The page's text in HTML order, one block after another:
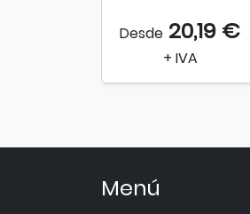
Desde 20,19 €
+ IVA
Menú